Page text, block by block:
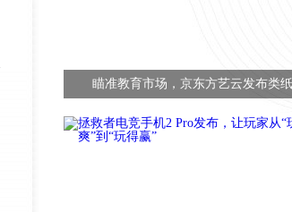
瞄准教育市场，京东方艺云发布类